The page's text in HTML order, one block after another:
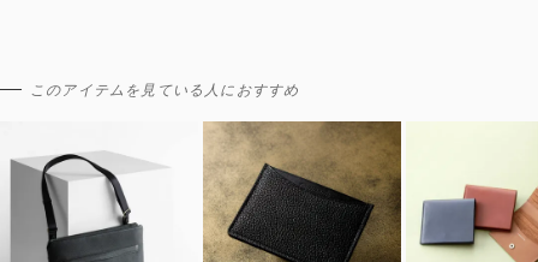
このアイテムを見ている人におすすめ